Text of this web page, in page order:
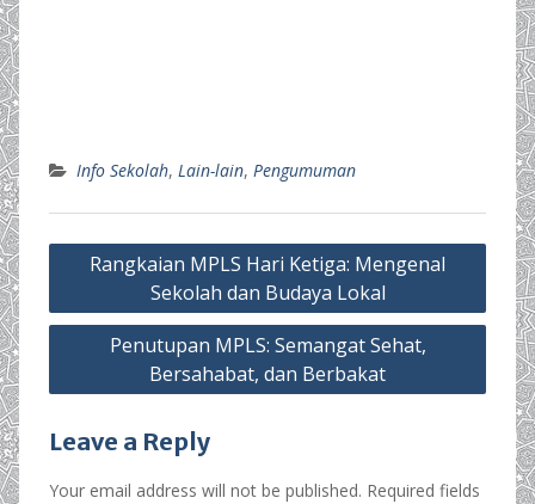
Info Sekolah, Lain-lain, Pengumuman
Post
navigation
Rangkaian MPLS Hari Ketiga: Mengenal
Sekolah dan Budaya Lokal
Penutupan MPLS: Semangat Sehat,
Bersahabat, dan Berbakat
Leave a Reply
Your email address will not be published. Required fields